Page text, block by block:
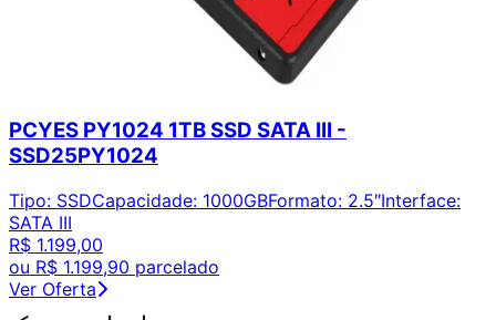
PCYES PY1024 1TB SSD SATA III -
SSD25PY1024
Tipo: SSDCapacidade: 1000GBFormato: 2.5″Interface:
SATA III
R$ 1.199,00
ou R$ 1.199,90 parcelado
Ver Oferta